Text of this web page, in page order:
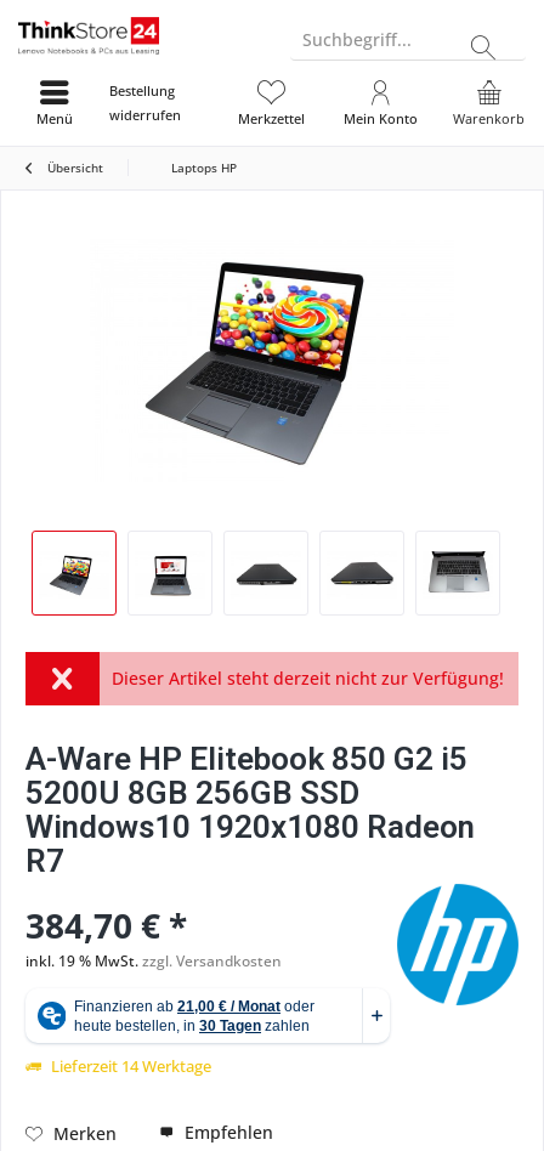
Suchbegriff...
Bestellung
widerrufen
Warenkorb
Merkzettel Mein Konto
Menü
Übersicht Laptops HP
Dieser Artikel steht derzeit nicht zur Verfügung!
A-Ware HP Elitebook 850 G2 i5
5200U 8GB 256GB SSD
Windows10 1920x1080 Radeon
R7
384,70 € *
inkl. 19 % MwSt.zzgl. Versandkosten
Lieferzeit 14 Werktage
Merken Empfehlen